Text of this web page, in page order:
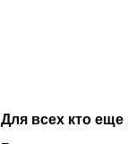
Для всех кто еще